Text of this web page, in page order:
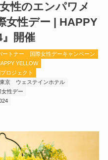
性のエンパワメ
女性デー | HAPPY
開催
ートナー
国際女性デーキャンペーン
YELLOW
ロジェクト
京
ウェステインホテル
女性デー